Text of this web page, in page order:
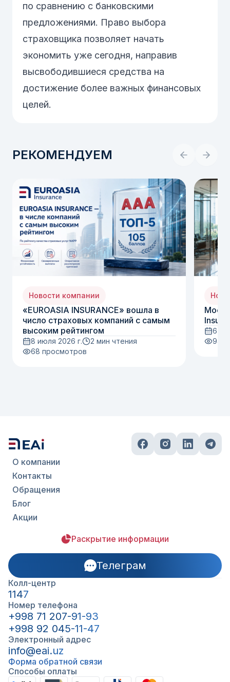
по сравнению с банковскими
предложениями. Право выбора
страховщика позволяет начать
экономить уже сегодня, направив
высвободившиеся средства на
достижение более важных финансовых
целей.
РЕКОМЕНДУЕМ
Новости компании
«EUROASIA INSURANCE» вошла в
число страховых компаний с самым
высоким рейтингом
8 июля 2026 г.
2 мин чтения
68 просмотров
6
94
О компании
Контакты
Обращения
Блог
Акции
Раскрытие информации
Телеграм
Колл-центр
1147
Номер телефона
+998 71 207-91-93
+998 92 045-11-47
Электронный адрес
info@eai.uz
Форма обратной связи
Способы оплаты